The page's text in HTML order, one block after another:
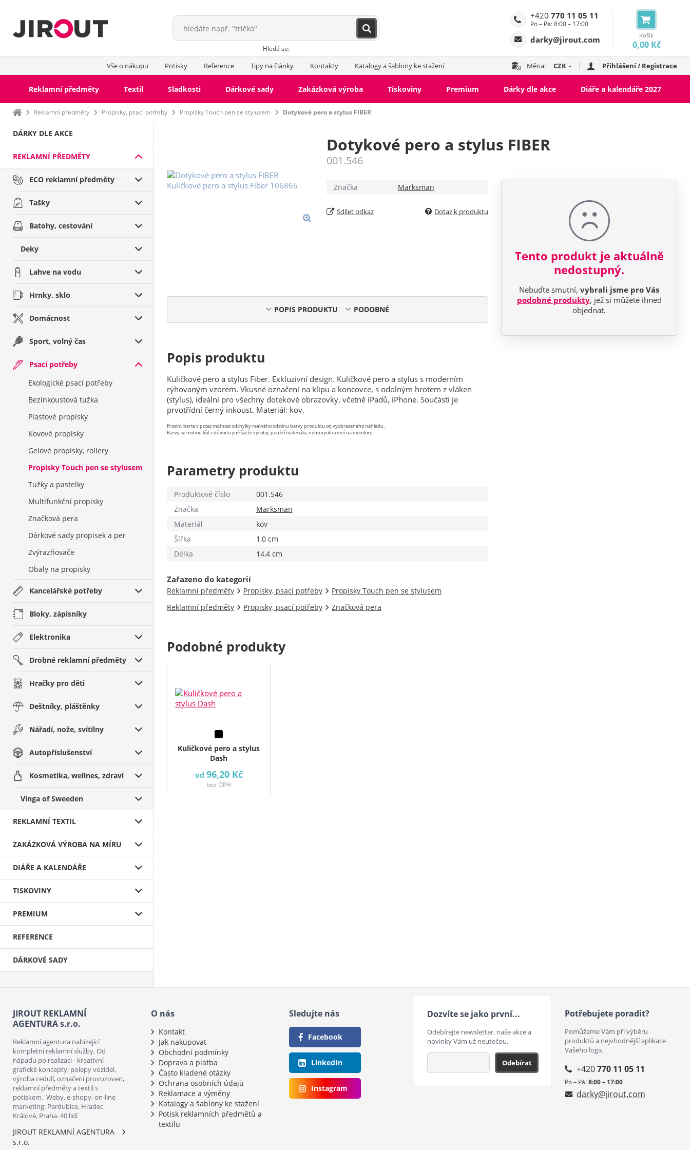
Košík
0,00 Kč
+420 770 11 05 11
Po – Pá: 8:00 – 17:00
darky@jirout.com
Hledá se:
Vše o nákupu Potisky Reference Tipy na články Kontakty Katalogy a šablony ke stažení Měna: CZK Přihlášení / Registrace
Reklamní předměty Textil Sladkosti Dárkové sady Zakázková výroba Tiskoviny Premium Dárky dle akce Diáře a kalendáře 2027
Domů Reklamní předměty Propisky, psací potřeby Propisky Touch pen se stylusem Dotykové pero a stylus FIBER
DÁRKY DLE AKCE
REKLAMNÍ PŘEDMĚTY
ECO reklamní předměty
Tašky
Batohy, cestování
Deky
Lahve na vodu
Hrnky, sklo
Domácnost
Sport, volný čas
Psací potřeby
Ekologické psací potřeby
Bezinkoustová tužka
Plastové propisky
Kovové propisky
Gelové propisky, rollery
Propisky Touch pen se stylusem
Tužky a pastelky
Multifunkční propisky
Značková pera
Dárkové sady propisek a per
Zvýrazňovače
Obaly na propisky
Kancelářské potřeby
Bloky, zápisníky
Elektronika
Drobné reklamní předměty
Hračky pro děti
Deštníky, pláštěnky
Nářadí, nože, svítilny
Autopříslušenství
Kosmetika, wellnes, zdraví
Vinga of Sweeden
REKLAMNÍ TEXTIL
ZAKÁZKOVÁ VÝROBA NA MÍRU
DIÁŘE A KALENDÁŘE
TISKOVINY
PREMIUM
REFERENCE
DÁRKOVÉ SADY
Dotykové pero a stylus FIBER
001.546
Tento produkt je aktuálně
nedostupný.
Nebuďte smutní,vybrali jsme pro Vás
podobné produkty, jež si můžete ihned
objednat.
Značka Marksman
Sdílet odkaz Dotaz k produktu
POPIS PRODUKTU PODOBNÉ
Popis produktu
Kuličkové pero a stylus Fiber. Exkluzivní design. Kuličkové pero a stylus s moderním
rýhovaným vzorem. Vkusné označení na klipu a koncovce, s odolným hrotem z vláken
(stylus), ideální pro všechny dotekové obrazovky, včetně iPadů, iPhone. Součástí je
prvotřídní černý inkoust. Materiál: kov.
Prosím, berte v potaz možnost odchylky reálného odstínu barvy produktu od vyobrazeného náhledu.
Barvy se mohou lišit z důvodu jiné šarže výroby, použití materiálu, nebo vyobrazení na monitoru
Parametry produktu
Produktové číslo
001.546
Značka
Marksman
Materiál
kov
Šířka
1,0 cm
Délka
14,4 cm
Zařazeno do kategorií
Reklamní předměty Propisky, psací potřeby
Propisky Touch pen se stylusem
Reklamní předměty
Propisky, psací potřeby Značková pera
Podobné produkty
Kuličkové pero a stylus
Dash
od 96,20 Kč
bez DPH
JIROUT REKLAMNÍ
AGENTURA s.r.o.
Reklamní agentura nabízející
kompletní reklamní služby. Od
nápadu po realizaci - kreativní
grafické koncepty, polepy vozidel,
výroba cedulí, označení provozoven,
reklamní předměty a textil s
potiskem. Weby, e-shopy, on-line
marketing. Pardubice, Hradec
Králové, Praha. 40 lidí
JIROUT REKLAMNÍ AGENTURA
s.r.o.
O nás
Kontakt
Jak nakupovat
Obchodní podmínky
Doprava a platba
Často kladené otázky
Ochrana osobních údajů
Reklamace a výměny
Katalogy a šablony ke stažení
Potisk reklamních předmětů a
textilu
Sledujte nás
Facebook
LinkedIn
Instagram
Dozvíte se jako první...
Odebírejte newsletter, naše akce a
novinky Vám už neutečou.
Odebírat
Potřebujete poradit?
Pomůžeme Vám při výběru
produktů a nejvhodnější aplikace
Vašeho loga.
+420770 11 05 11
Po – Pá:8:00 – 17:00
darky@jirout.com